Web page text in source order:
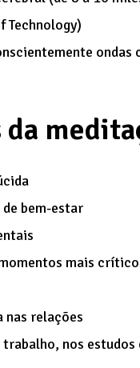
Technology)
de bem-estar
mais
relações
nos